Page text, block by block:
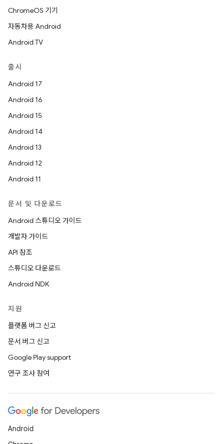
ChromeOS 기기
자동차용 Android
Android TV
출시
Android 17
Android 16
Android 15
Android 14
Android 13
Android 12
Android 11
문서 및 다운로드
Android 스튜디오 가이드
개발자 가이드
API 참조
스튜디오 다운로드
Android NDK
지원
플랫폼 버그 신고
문서 버그 신고
Google Play support
연구 조사 참여
Android